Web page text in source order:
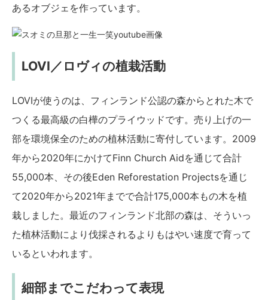
あるオブジェを作っています。
LOVI／ロヴィの植栽活動
LOVIが使うのは、フィンランド公認の森からとれた木で
つくる最高級の白樺のプライウッドです。売り上げの一
部を環境保全のための植林活動に寄付しています。2009
年から2020年にかけてFinn Church Aidを通じて合計
55,000本、その後Eden Reforestation Projectsを通じ
て2020年から2021年までで合計175,000本もの木を植
栽しました。最近のフィンランド北部の森は、そういっ
た植林活動により伐採されるよりもはやい速度で育って
いるといわれます。
細部までこだわって表現